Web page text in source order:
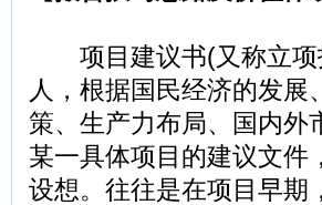
项目建议书(又称立项
人，根据国民经济的发
策、生产力布局、国内外
某一具体项目的建议文件
设想。往往是在项目早期